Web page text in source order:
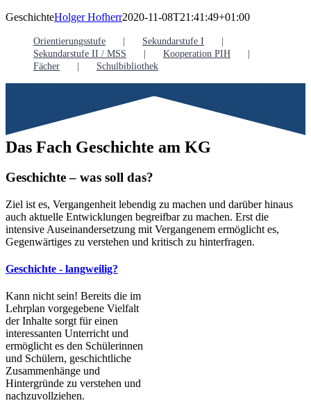
GeschichteHolger Hofherr2020-11-08T21:41:49+01:00
Orientierungsstufe
Sekundarstufe I
Sekundarstufe II / MSS
Kooperation PIH
Fächer
Schulbibliothek
Das Fach Geschichte am KG
Geschichte – was soll das?
Ziel ist es, Vergangenheit lebendig zu machen und darüber hinaus
auch aktuelle Entwicklungen begreifbar zu machen. Erst die
intensive Auseinandersetzung mit Vergangenem ermöglicht es,
Gegenwärtiges zu verstehen und kritisch zu hinterfragen.
Geschichte - langweilig?
Kann nicht sein! Bereits die im
Lehrplan vorgegebene Vielfalt
der Inhalte sorgt für einen
interessanten Unterricht und
ermöglicht es den Schülerinnen
und Schülern, geschichtliche
Zusammenhänge und
Hintergründe zu verstehen und
nachzuvollziehen.